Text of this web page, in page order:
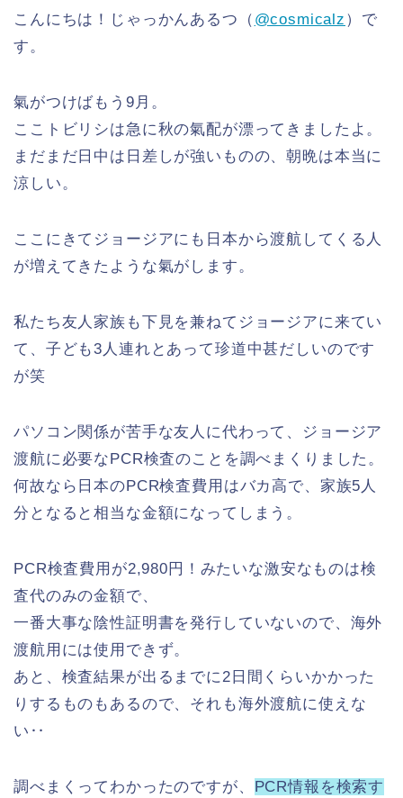
こんにちは！じゃっかんあるつ（ @cosmicalz ）で
す。
氣がつけばもう9月。
ここトビリシは急に秋の氣配が漂ってきましたよ。
まだまだ日中は日差しが強いものの、朝晩は本当に
涼しい。
ここにきてジョージアにも日本から渡航してくる人
が増えてきたような氣がします。
私たち友人家族も下見を兼ねてジョージアに来てい
て、子ども3人連れとあって珍道中甚だしいのです
が笑
パソコン関係が苦手な友人に代わって、ジョージア
渡航に必要なPCR検査のことを調べまくりました。
何故なら日本のPCR検査費用はバカ高で、家族5人
分となると相当な金額になってしまう。
PCR検査費用が2,980円！みたいな激安なものは検
査代のみの金額で、
一番大事な陰性証明書を発行していないので、海外
渡航用には使用できず。
あと、検査結果が出るまでに2日間くらいかかった
りするものもあるので、それも海外渡航に使えな
い‥
調べまくってわかったのですが、
PCR情報を検索す